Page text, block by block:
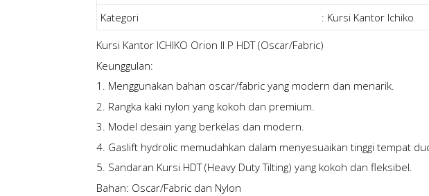
Kategori
: Kursi Kantor Ichiko
Kursi Kantor ICHIKO Orion II P HDT (Oscar/Fabric)
Keunggulan:
1. Menggunakan bahan oscar/fabric yang modern dan menarik.
2. Rangka kaki nylon yang kokoh dan premium.
3. Model desain yang berkelas dan modern.
4. Gaslift hydrolic memudahkan dalam menyesuaikan tinggi tempat
5. Sandaran Kursi HDT (Heavy Duty Tilting) yang kokoh dan fleksibel.
Bahan: Oscar/Fabric dan Nylon